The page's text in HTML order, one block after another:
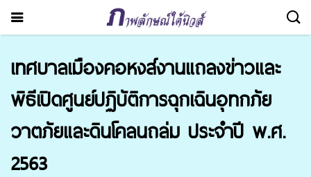
เทศบาลเมืองคอหงส์งานแถลงข่าวและ
พิธีเปิดศูนย์ปฏิบัติการฉุกเฉินอุทกภัย
วาตภัยและดินโคลนถล่ม ประจำปี พ.ศ.
2563